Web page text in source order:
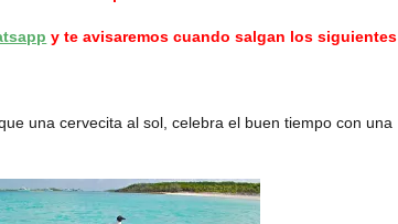
y te avisaremos cuando salgan los siguientes
una cervecita al sol, celebra el buen tiempo con una